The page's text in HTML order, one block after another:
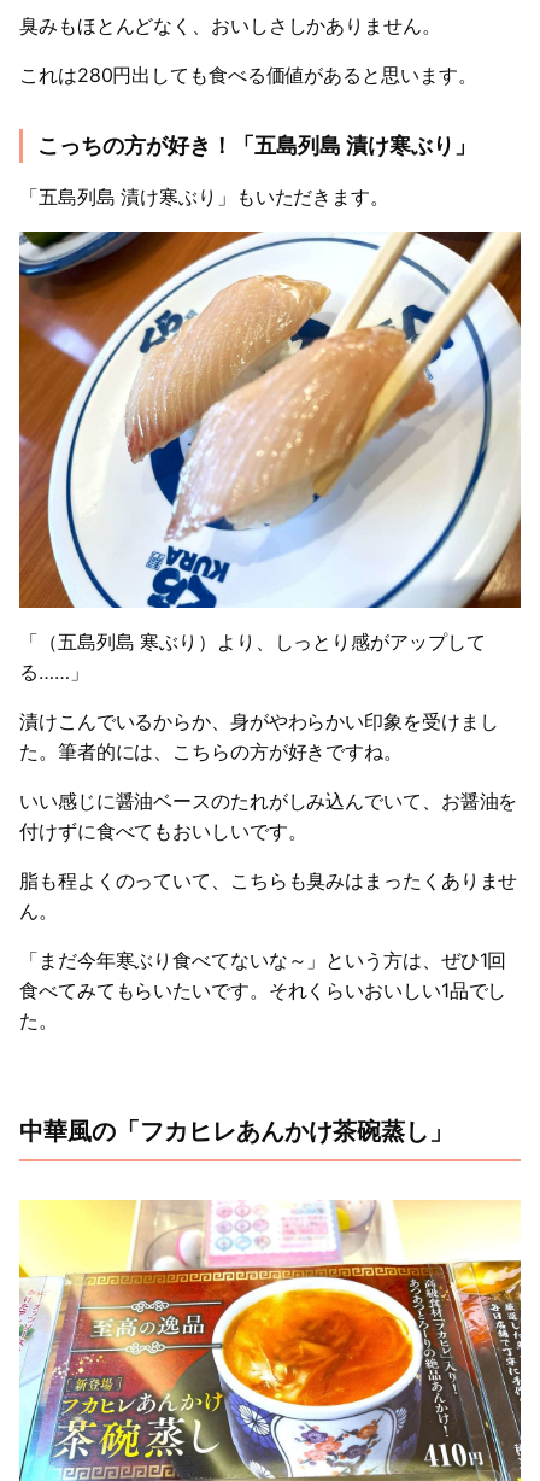
臭みもほとんどなく、おいしさしかありません。
これは280円出しても食べる価値があると思います。
こっちの方が好き！「五島列島 漬け寒ぶり」
「五島列島 漬け寒ぶり」もいただきます。
「（五島列島 寒ぶり）より、しっとり感がアップして
る……」
漬けこんでいるからか、身がやわらかい印象を受けまし
た。筆者的には、こちらの方が好きですね。
いい感じに醤油ベースのたれがしみ込んでいて、お醤油を
付けずに食べてもおいしいです。
脂も程よくのっていて、こちらも臭みはまったくありませ
ん。
「まだ今年寒ぶり食べてないな～」という方は、ぜひ1回
食べてみてもらいたいです。それくらいおいしい1品でし
た。
中華風の「フカヒレあんかけ茶碗蒸し」